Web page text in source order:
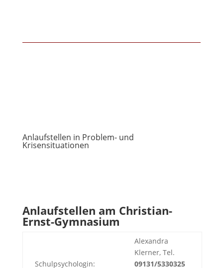
Anlaufstellen in Problem- und
Krisensituationen
Anlaufstellen am Christian-
Ernst-Gymnasium
Schulpsychologin:
Alexandra
Klerner, Tel.
09131/5330325